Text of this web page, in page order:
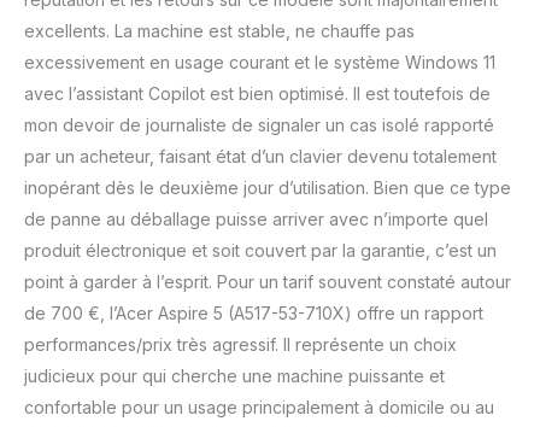
excellents. La machine est stable, ne chauffe pas
excessivement en usage courant et le système Windows 11
avec l’assistant Copilot est bien optimisé. Il est toutefois de
mon devoir de journaliste de signaler un cas isolé rapporté
par un acheteur, faisant état d’un clavier devenu totalement
inopérant dès le deuxième jour d’utilisation. Bien que ce type
de panne au déballage puisse arriver avec n’importe quel
produit électronique et soit couvert par la garantie, c’est un
point à garder à l’esprit. Pour un tarif souvent constaté autour
de 700 €, l’Acer Aspire 5 (A517-53-710X) offre un rapport
performances/prix très agressif. Il représente un choix
judicieux pour qui cherche une machine puissante et
confortable pour un usage principalement à domicile ou au